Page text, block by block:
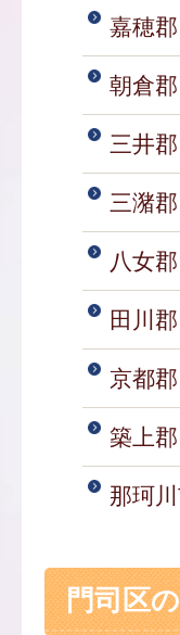
嘉穂郡
朝倉郡
三井郡
三潴郡
八女郡
田川郡
京都郡
築上郡
那珂
門司区